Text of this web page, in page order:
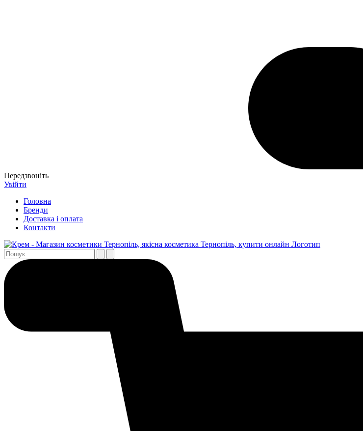
Передзвоніть
Увійти
Головна
Бренди
Доставка і оплата
Контакти